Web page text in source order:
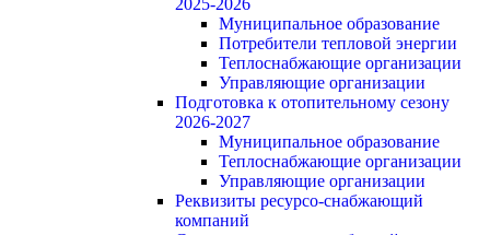
2025-2026
Муниципальное образование
Потребители тепловой энергии
Теплоснабжающие организации
Управляющие организации
Подготовка к отопительному сезону
2026-2027
Муниципальное образование
Теплоснабжающие организации
Управляющие организации
Реквизиты ресурсо-снабжающий
компаний